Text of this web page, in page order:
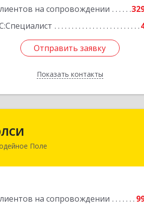
на сопровождении
Отправить заявку
Показать контакты
Отправить заявку
Назад
Поле
на сопровождении
Ленинградская обл, Лодейное